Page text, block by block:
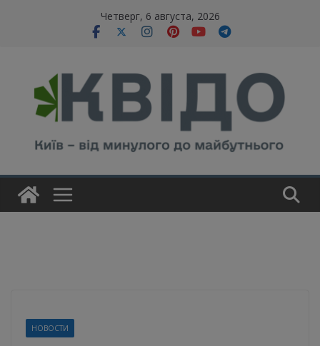
Четверг, 6 августа, 2026
НОВОСТИ
modal-check